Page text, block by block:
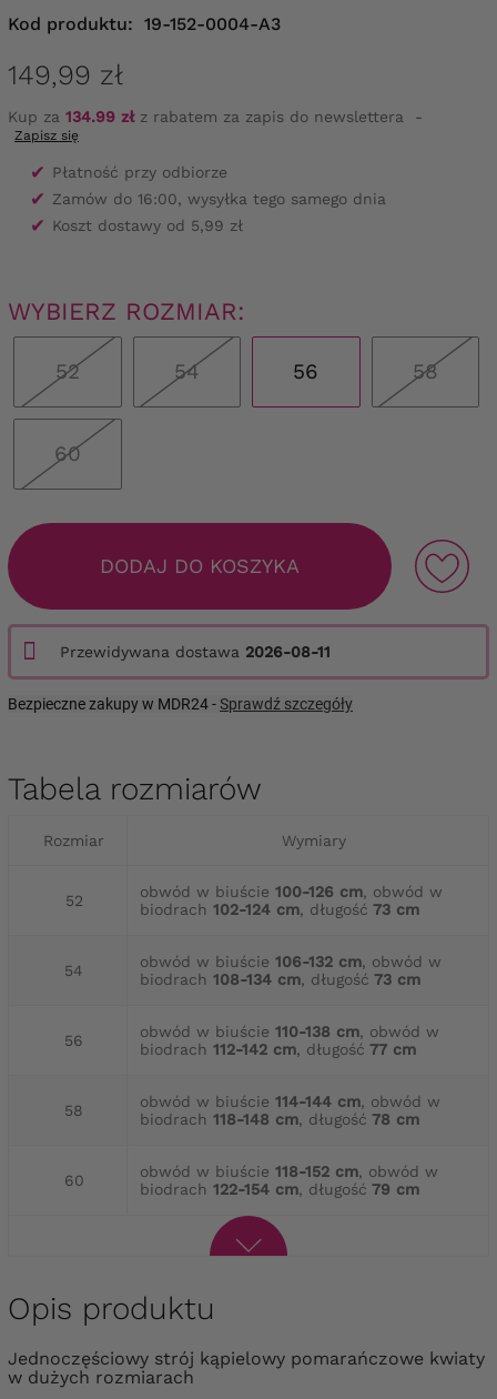
Kod produktu: 19-152-0004-A3
149,99 zł
Kup za 134.99 złz rabatem za zapis do newslettera -
Zapisz się
✔ Płatność przy odbiorze
✔ Zamów do 16:00, wysyłka tego samego dnia
✔ Koszt dostawy od 5,99 zł
WYBIERZ ROZMIAR:
52 54 56 58
60
DODAJ DO KOSZYKA
Przewidywana dostawa 2026-08-11
Bezpieczne zakupy w MDR24 -Sprawdź szczegóły
Tabela rozmiarów
Rozmiar Wymiary
52 obwód w biuście 100-126 cm, obwód w
biodrach 102-124 cm, długość 73 cm
54 obwód w biuście 106-132 cm, obwód w
biodrach 108-134 cm, długość 73 cm
56 obwód w biuście 110-138 cm, obwód w
biodrach 112-142 cm, długość 77 cm
58 obwód w biuście 114-144 cm, obwód w
biodrach 118-148 cm, długość 78 cm
60 obwód w biuście 118-152 cm, obwód w
biodrach 122-154 cm, długość 79 cm
Opis produktu
Jednoczęściowy strój kąpielowy pomarańczowe kwiaty
w dużych rozmiarach